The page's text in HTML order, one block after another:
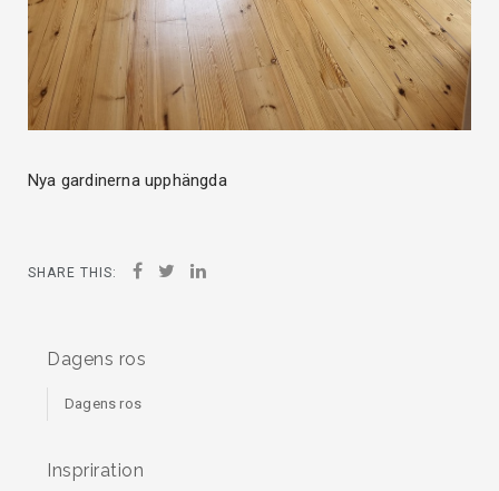
Nya gardinerna upphängda
SHARE THIS:
Dagens ros
Dagens ros
Inspriration